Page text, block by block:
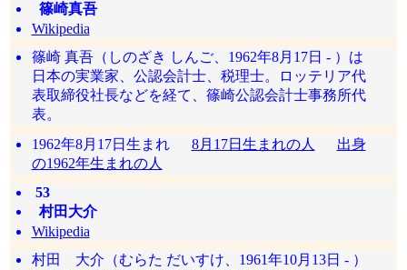
篠崎真吾
Wikipedia
篠崎 真吾（しのざき しんご、1962年8月17日 - ）は
日本の実業家、公認会計士、税理士。ロッテリア代
表取締役社長などを経て、篠崎公認会計士事務所代
表。
1962年8月17日生まれ 8月17日生まれの人
出身
の1962年生まれの人
53
村田大介
Wikipedia
村田 大介（むらた だいすけ、1961年10月13日 - ）